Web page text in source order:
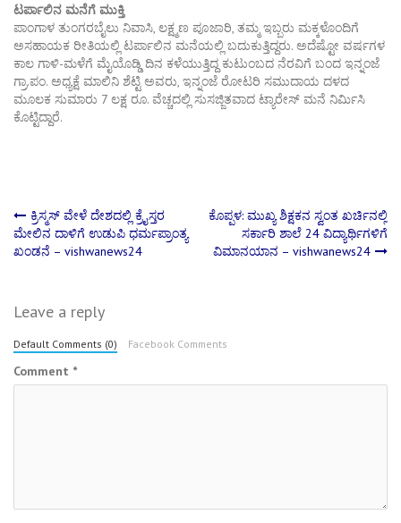
ಟರ್ಪಾಲಿನ ಮನೆಗೆ ಮುಕ್ತಿ
ಪಾಂಗಾಳ ತುಂಗರಬೈಲು ನಿವಾಸಿ, ಲಕ್ಷ್ಮಣ ಪೂಜಾರಿ, ತಮ್ಮ ಇಬ್ಬರು ಮಕ್ಕಳೊಂದಿಗೆ
ಅಸಹಾಯಕ ರೀತಿಯಲ್ಲಿ ಟರ್ಪಾಲಿನ ಮನೆಯಲ್ಲಿ ಬದುಕುತ್ತಿದ್ದರು. ಅದೆಷ್ಟೋ ವರ್ಷಗಳ
ಕಾಲ ಗಾಳಿ-ಮಳೆಗೆ ಮೈಯೊಡ್ಡಿ ದಿನ ಕಳೆಯುತ್ತಿದ್ದ ಕುಟುಂಬದ ನೆರವಿಗೆ ಬಂದ ಇನ್ನಂಜೆ
ಗ್ರಾ.ಪಂ. ಅಧ್ಯಕ್ಷೆ ಮಾಲಿನಿ ಶೆಟ್ಟಿ ಅವರು, ಇನ್ನಂಜೆ ರೋಟರಿ ಸಮುದಾಯ ದಳದ
ಮೂಲಕ ಸುಮಾರು 7 ಲಕ್ಷ ರೂ. ವೆಚ್ಚದಲ್ಲಿ ಸುಸಜ್ಜಿತವಾದ ಟ್ಯಾರೇಸ್ ಮನೆ ನಿರ್ಮಿಸಿ
ಕೊಟ್ಟಿದ್ದಾರೆ.
Post
navigation
ಕ್ರಿಸ್ಮಸ್ ವೇಳೆ ದೇಶದಲ್ಲಿ ಕ್ರೈಸ್ತರ
ಮೇಲಿನ ದಾಳಿಗೆ ಉಡುಪಿ ಧರ್ಮಪ್ರಾಂತ್ಯ
ಖಂಡನೆ – vishwanews24
ಕೊಪ್ಪಳ: ಮುಖ್ಯ ಶಿಕ್ಷಕನ ಸ್ವಂತ ಖರ್ಚಿನಲ್ಲಿ
ಸರ್ಕಾರಿ ಶಾಲೆ 24 ವಿದ್ಯಾರ್ಥಿಗಳಿಗೆ
ವಿಮಾನಯಾನ – vishwanews24
Leave a reply
Default Comments (0) Facebook Comments
Comment *